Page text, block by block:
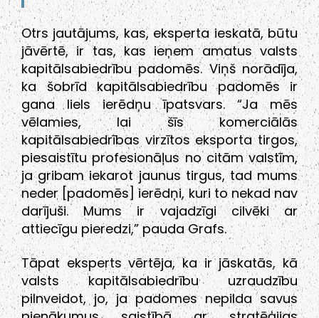
Otrs jautājums, kas, eksperta ieskatā, būtu
jāvērtē, ir tas, kas ieņem amatus valsts
kapitālsabiedrību padomēs. Viņš norādīja,
ka šobrīd kapitālsabiedrību padomēs ir
gana liels ierēdņu īpatsvars. “Ja mēs
vēlamies, lai šīs komerciālās
kapitālsabiedrības virzītos eksporta tirgos,
piesaistītu profesionāļus no citām valstīm,
ja gribam iekarot jaunus tirgus, tad mums
neder [padomēs] ierēdņi, kuri to nekad nav
darījuši. Mums ir vajadzīgi cilvēki ar
attiecīgu pieredzi,” pauda Grafs.
Tāpat eksperts vērtēja, ka ir jāskatās, kā
valsts kapitālsabiedrību uzraudzību
pilnveidot, jo, ja padomes nepilda savus